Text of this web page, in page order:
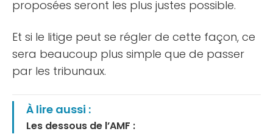
proposées seront les plus justes possible.
Et si le litige peut se régler de cette façon, ce
sera beaucoup plus simple que de passer
par les tribunaux.
À lire aussi :
Les dessous de l’AMF :